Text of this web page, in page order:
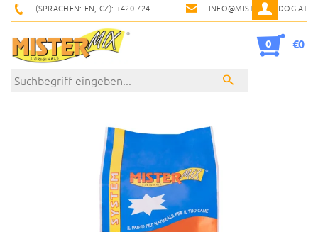
(SPRACHEN: EN, CZ): +420 724 900 600 INFO@MISTERMIXDOG.AT
0 €0